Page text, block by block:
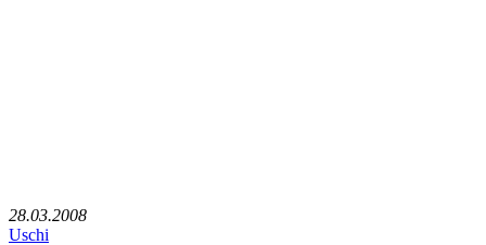
28.03.2008
Uschi